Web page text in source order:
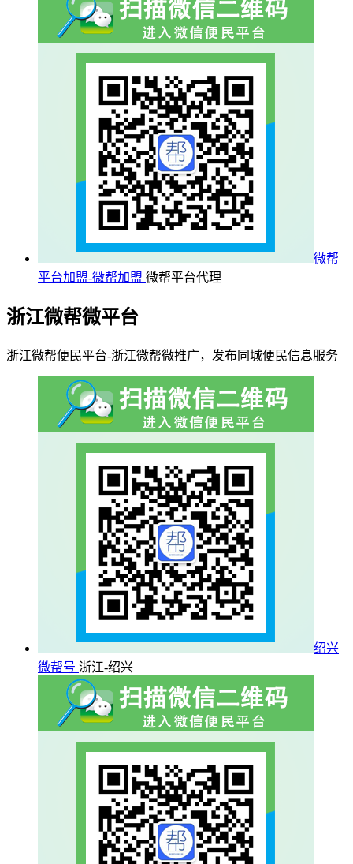
微帮
平台加盟-微帮加盟 微帮平台代理
浙江微帮微平台
浙江微帮便民平台-浙江微帮微推广，发布同城便民信息服务
绍兴
微帮号 浙江-绍兴